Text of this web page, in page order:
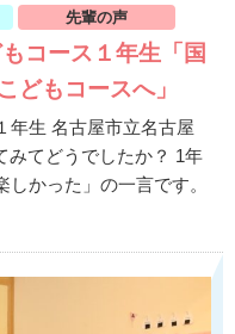
先輩の声
コース１年生「国
どもコースへ」
生 名古屋市立名古屋
みてどうでしたか？ 1年
かった」の一言です。